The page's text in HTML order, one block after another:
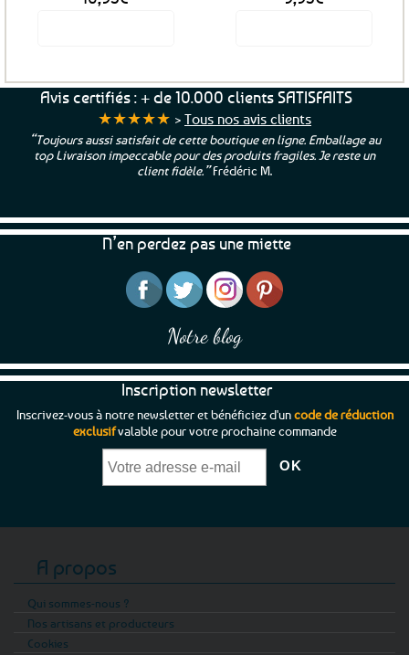
Avis certifiés : + de 10.000 clients SATISFAITS
★★★★★ > Tous nos avis clients
“Toujours aussi satisfait de cette boutique en ligne. Emballage au
top Livraison impeccable pour des produits fragiles. Je reste un
client fidèle.”Frédéric M.
N’en perdez pas une miette
Notre blog
Inscription newsletter
Inscrivez-vous à notre newsletter et bénéficiez d'uncode de réduction
exclusifvalable pour votre prochaine commande
A propos
Qui sommes-nous ?
Nos artisans et producteurs
Cookies